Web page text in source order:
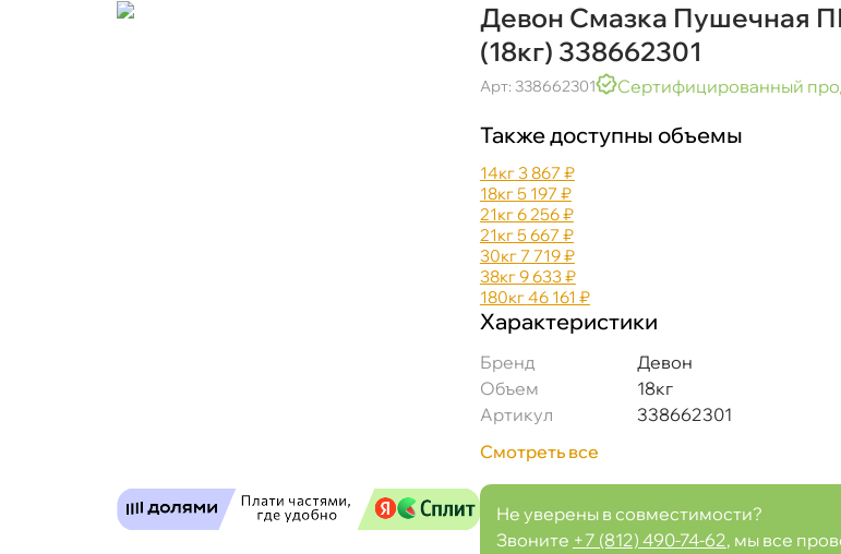
Девон Смазка Пушечная
(18кг) 338662301
Арт: 338662301 Сертифицированный
Также доступны объемы
14к3 867 ₽
18к5 197 ₽
21к6 256 ₽
21к5 667 ₽
30к7 719 ₽
38к9 633 ₽
180к46 161 ₽
Характеристики
Бренд
Девон
Объем
18к
Артикул
338662301
Смотреть все
Не уверены в совместимости?
Звоните +7 (812) 490-74-62, мы все
Девон Смазка Пушечная ПВК ведро (18кг) 338662301
Завтра, 06.08 (при заказе от 2000₽)
Самовывоз Сегодня